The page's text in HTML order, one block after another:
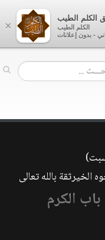
الكرم
×
الكلم الطيب
الكلم الطيب
- بدون إعلانات